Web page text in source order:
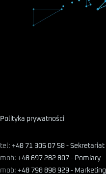
Polityka prywatności
tel: +48 71 305 07 58 - Sekretariat
mob: +48 697 282 807 - Pomiary
mob: +48 798 898 929 - Marketing